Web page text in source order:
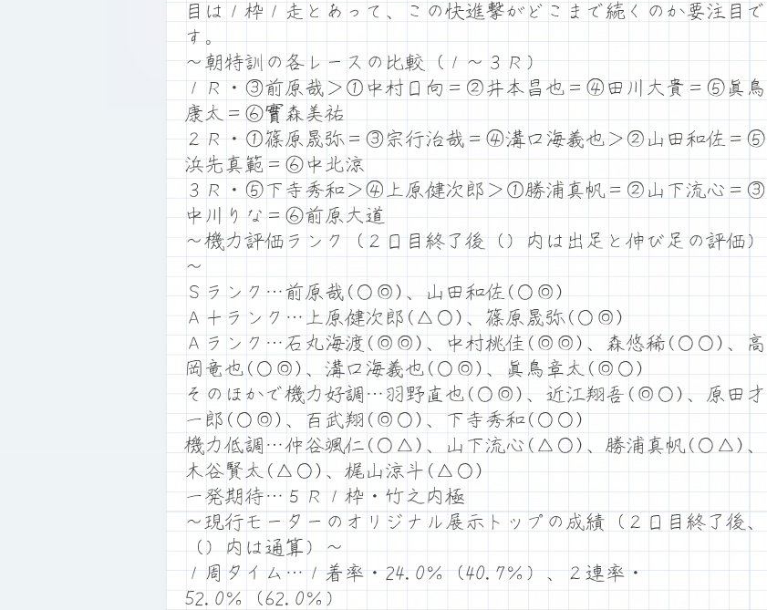
目は１枠１走とあって、この快進撃がどこまで続くのか要注目で
す。
～朝特訓の各レースの比較（１～３Ｒ）
１Ｒ・③前原哉＞①中村日向＝②井本昌也＝④田川大貴＝⑤眞鳥
康太＝⑥實森美祐
２Ｒ・①篠原晟弥＝③宗行治哉＝④溝口海義也＞②山田和佐＝⑤
浜先真範＝⑥中北涼
３Ｒ・⑤下寺秀和＞④上原健次郎＞①勝浦真帆＝②山下流心＝③
中川りな＝⑥前原大道
～機力評価ランク（２日目終了後（）内は出足と伸び足の評価）
～
Ｓランク…前原哉(○◎)、山田和佐(○◎)
Ａ＋ランク…上原健次郎(△○)、篠原晟弥(○◎)
Ａランク…石丸海渡(◎◎)、中村桃佳(◎◎)、森悠稀(○○)、高
岡竜也(○◎)、溝口海義也(○◎)、眞鳥章太(◎○)
そのほかで機力好調…羽野直也(○◎)、近江翔吾(◎○)、原田才
一郎(○◎)、百武翔(◎○)、下寺秀和(○○)
機力低調…仲谷颯仁(○△)、山下流心(△○)、勝浦真帆(○△)、
木谷賢太(△○)、梶山涼斗(△○)
一発期待…５Ｒ１枠・竹之内極
～現行モーターのオリジナル展示トップの成績（２日目終了後、
（）内は通算）～
１周タイム…１着率・24.0％（40.7％）、２連率・
52.0％（62.0％）